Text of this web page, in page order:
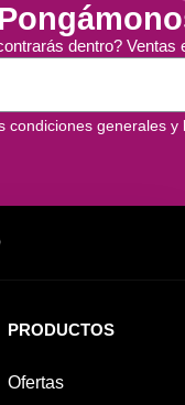
dentro?
condiciones generales
PRODUCTOS
Ofertas